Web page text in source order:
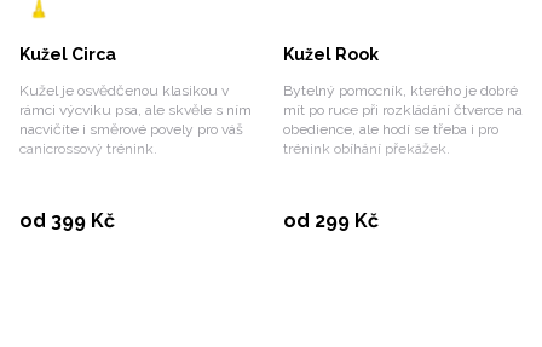
Kužel Circa
Kužel je osvědčenou klasikou v
rámci výcviku psa, ale skvěle s ním
nacvičíte i směrové povely pro váš
canicrossový trénink.
od 399 KčVybrat variantu
Kužel Rook
Bytelný pomocník, kterého je dobré
mít po ruce při rozkládání čtverce na
obedience, ale hodí se třeba i pro
trénink obíhání překážek.
od 299 KčVybrat variantu